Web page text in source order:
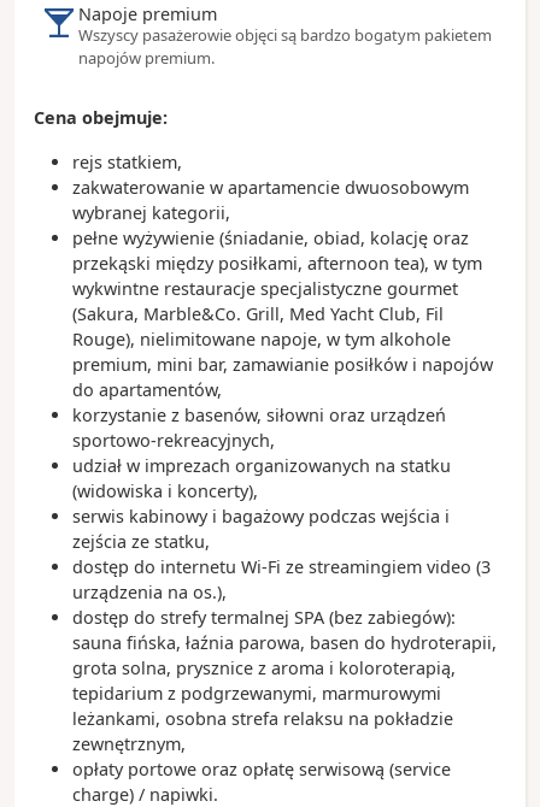
Napoje premium
Wszyscy pasażerowie objęci są bardzo bogatym pakietem
napojów premium.
Cena obejmuje:
rejs statkiem,
zakwaterowanie w apartamencie dwuosobowym
wybranej kategorii,
pełne wyżywienie (śniadanie, obiad, kolację oraz
przekąski między posiłkami, afternoon tea), w tym
wykwintne restauracje specjalistyczne gourmet
(Sakura, Marble&Co. Grill, Med Yacht Club, Fil
Rouge), nielimitowane napoje, w tym alkohole
premium, mini bar, zamawianie posiłków i napojów
do apartamentów,
korzystanie z basenów, siłowni oraz urządzeń
sportowo-rekreacyjnych,
udział w imprezach organizowanych na statku
(widowiska i koncerty),
serwis kabinowy i bagażowy podczas wejścia i
zejścia ze statku,
dostęp do internetu Wi-Fi ze streamingiem video (3
urządzenia na os.),
dostęp do strefy termalnej SPA (bez zabiegów):
sauna fińska, łaźnia parowa, basen do hydroterapii,
grota solna, prysznice z aroma i koloroterapią,
tepidarium z podgrzewanymi, marmurowymi
leżankami, osobna strefa relaksu na pokładzie
zewnętrznym,
opłaty portowe oraz opłatę serwisową (service
charge) / napiwki.